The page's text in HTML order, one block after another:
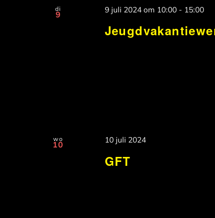
di
9 9 juli 2024 om 10:00- 15:00
wo
10
GFT
10 juli 2024